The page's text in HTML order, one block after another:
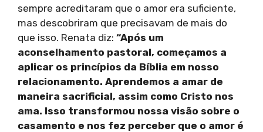
sempre acreditaram que o amor era suficiente,
mas descobriram que precisavam de mais do
que isso. Renata diz: “Após um
aconselhamento pastoral, começamos a
aplicar os princípios da Bíblia em nosso
relacionamento. Aprendemos a amar de
maneira sacrificial, assim como Cristo nos
ama. Isso transformou nossa visão sobre o
casamento e nos fez perceber que o amor é